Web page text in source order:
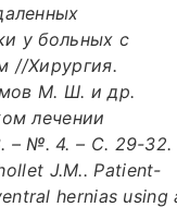
у больных с
//Хирургия.
М. Ш. и др.
лечении
– №. 4. – С. 29-32.
J.M.. Patient-
hernias using